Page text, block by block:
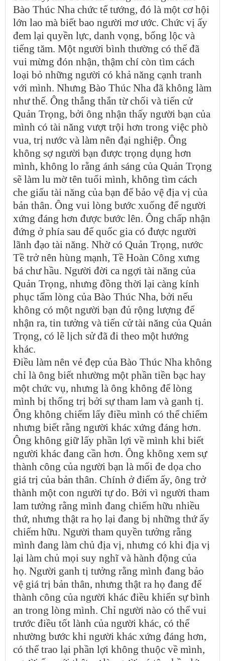
Bào Thúc Nha chức tể tướng, đó là một cơ hội
lớn lao mà biết bao người mơ ước. Chức vị ấy
đem lại quyền lực, danh vọng, bổng lộc và
tiếng tăm. Một người bình thường có thể đã
vui mừng đón nhận, thậm chí còn tìm cách
loại bỏ những người có khả năng cạnh tranh
với mình. Nhưng Bào Thúc Nha đã không làm
như thế. Ông thẳng thắn từ chối và tiến cử
Quản Trọng, bởi ông nhận thấy người bạn của
mình có tài năng vượt trội hơn trong việc phò
vua, trị nước và làm nên đại nghiệp. Ông
không sợ người bạn được trọng dụng hơn
mình, không lo rằng ánh sáng của Quản Trọng
sẽ làm lu mờ tên tuổi mình, không tìm cách
che giấu tài năng của bạn để bảo vệ địa vị của
bản thân. Ông vui lòng bước xuống để người
xứng đáng hơn được bước lên. Ông chấp nhận
đứng ở phía sau để quốc gia có được người
lãnh đạo tài năng. Nhờ có Quản Trọng, nước
Tề trở nên hùng mạnh, Tề Hoàn Công xưng
bá chư hầu. Người đời ca ngợi tài năng của
Quản Trọng, nhưng đồng thời lại càng kính
phục tấm lòng của Bào Thúc Nha, bởi nếu
không có một người bạn đủ rộng lượng để
nhận ra, tin tưởng và tiến cử tài năng của Quản
Trọng, có lẽ lịch sử đã đi theo một hướng
khác.
Điều làm nên vẻ đẹp của Bào Thúc Nha không
chỉ là ông biết nhường một phần tiền bạc hay
một chức vụ, nhưng là ông không để lòng
mình bị thống trị bởi sự tham lam và ganh tị.
Ông không chiếm lấy điều mình có thể chiếm
nhưng biết rằng người khác xứng đáng hơn.
Ông không giữ lấy phần lợi về mình khi biết
người khác đang cần hơn. Ông không xem sự
thành công của người bạn là mối đe dọa cho
giá trị của bản thân. Chính ở điểm ấy, ông trở
thành một con người tự do. Bởi vì người tham
lam tưởng rằng mình đang chiếm hữu nhiều
thứ, nhưng thật ra họ lại đang bị những thứ ấy
chiếm hữu. Người tham quyền tưởng rằng
mình đang làm chủ địa vị, nhưng có khi địa vị
lại làm chủ mọi suy nghĩ và hành động của
họ. Người ganh tị tưởng rằng mình đang bảo
vệ giá trị bản thân, nhưng thật ra họ đang để
thành công của người khác điều khiển sự bình
an trong lòng mình. Chỉ người nào có thể vui
trước điều tốt lành của người khác, có thể
nhường bước khi người khác xứng đáng hơn,
có thể trao lại phần lợi không thuộc về mình,